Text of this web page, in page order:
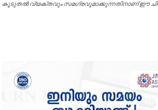
കൂടുതൽ വ്യക്തവും സമഗ്രവുമാക്കുന്നതിനാണ് ഈ